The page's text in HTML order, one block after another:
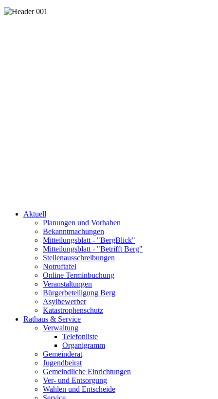
Aktuell
Planungen und Vorhaben
Bekanntmachungen
Mitteilungsblatt - "BergBlick"
Mitteilungsblatt - "Betrifft Berg"
Stellenausschreibungen
Notruftafel
Online Terminbuchung
Veranstaltungen
Bürgerbeteiligung Berg
Asylbewerber
Katastrophenschutz
Rathaus & Service
Verwaltung
Telefonliste
Organigramm
Gemeinderat
Jugendbeirat
Gemeindliche Einrichtungen
Ver- und Entsorgung
Wahlen und Entscheide